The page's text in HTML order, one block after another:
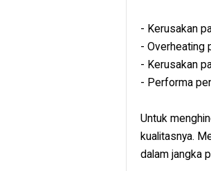
- Kerusakan
- Overheating
- Kerusakan
- Performa
Untuk
kualitasnya.
dalam jangka